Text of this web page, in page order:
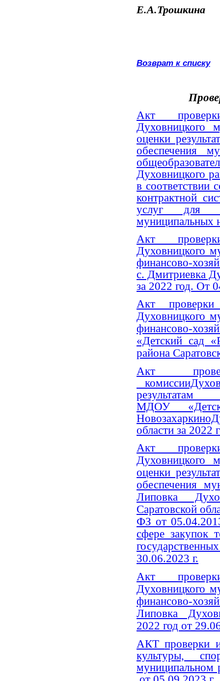
Е.А.Трошкина
Возврат к списку
Акт
Духовницкого
оценки
обеспечения
Духовницкого
в
контрактной
услуг для
муниципальных
Акт
Духовницкого
финансово-
с. Дмитриевка
за 2022 год. От
Акт
Духовницкого
финансово-
«Детский сад
района
Акт
результатам
МДОУ
области за 2022
Акт
Духовницкого
оценки
Липовка
Саратовской
ФЗ от
сфере закупок
30.06.2023 г.
Акт
Духовницкого
финансово-
Липовка
2022 год от
АКТпроверки
культуры,
муниципальном